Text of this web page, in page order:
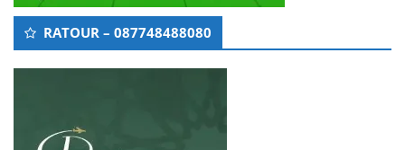
RATOUR – 087748488080